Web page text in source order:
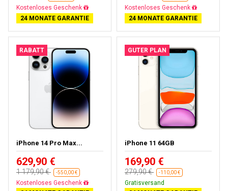
Gratisversand
24 MONATE GARANTIE
Gratisversand
24 MONATE GARANTIE
RABATT
iPhone 14 Pro Max...
629,90 €
1 179,90 € -550,00 €
Gratisversand
GUTER PLAN
iPhone 11 64GB
169,90 €
279,90 € -110,00 €
Gratisversand